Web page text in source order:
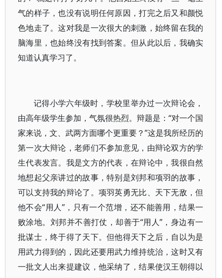
气的样子，也没有说明任何原因，打完之后又和颜悦
色地走了。这对我是一次很大的刺激，始终留在我的
脑海里，也始终没有找到答案。但从此以后，我确实
知道认真学习了。
记得小学六年级时，学校里举办过一次辩论会，
由高年级学生参加，气氛很热烈。辩题是：“对一个国
家来说，文、武两方面哪个更重要？”这是我所经历的
第一次大辩论，老师们不参加意见，由辩论双方的学
生代表发言。我是文方的代表，在辩论中，我很自然
地想起父亲讲过的故事，特别是刘邦和项羽的故事，
可以支持我的辩论了。项羽英勇无比、天下无敌，但
他不会“用人”，只有一个范增，还不能善用，结果一
败涂地。刘邦并不善打仗，却善于“用人”，身边有一
批谋士，终于得了天下。但他得天下之后，自以为是
用武力得到的，因此还要用武力维持统治，这时又有
一批文人出来提建议，他采纳了，结果使汉王朝得以